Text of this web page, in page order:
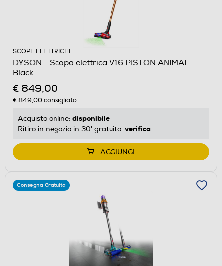
SCOPE ELETTRICHE
DYSON - Scopa elettrica V16 PISTON ANIMAL-
Black
€ 849,00
€ 849,00consigliato
Acquisto online: disponibile
Ritiro in negozio in 30' gratuito: verifica
AGGIUNGI
Consegna Gratuita